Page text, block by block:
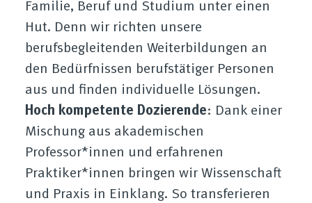
Familie, Beruf und Studium unter einen
Hut. Denn wir richten unsere
berufsbegleitenden Weiterbildungen an
den Bedürfnissen berufstätiger Personen
aus und finden individuelle Lösungen.
Hoch kompetente Dozierende: Dank einer
Mischung aus akademischen
Professor*innen und erfahrenen
Praktiker*innen bringen wir Wissenschaft
und Praxis in Einklang. So transferieren